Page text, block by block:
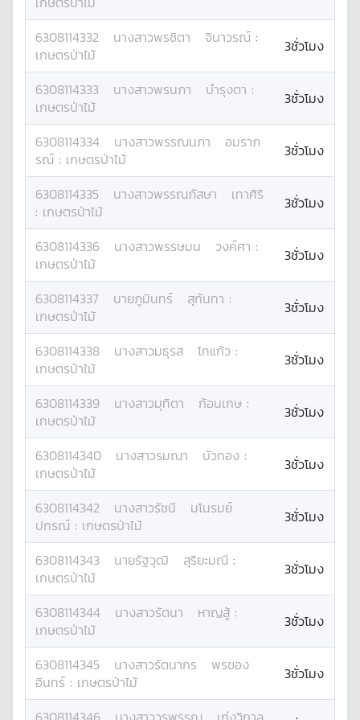
6308114332 นางสาวพรชิตา จินาวรณ์ :
เกษตรป่าไม้
3ชั่วโมง
6308114333 นางสาวพรนภา บำรุงตา :
เกษตรป่าไม้
3ชั่วโมง
6308114334 นางสาวพรรณนภา
อมราภ
รณ์ : เกษตรป่าไม้ 3ชั่วโมง
6308114335 นางสาวพรรณภัสษา
เทาศิริ
: เกษตรป่าไม้ 3ชั่วโมง
6308114336 นางสาวพรรษมน วงค์ศา :
เกษตรป่าไม้
3ชั่วโมง
6308114337 นายภูมินทร์ สุกันทา :
เกษตรป่าไม้
3ชั่วโมง
6308114338 นางสาวมธุรส โทแก้ว :
เกษตรป่าไม้
3ชั่วโมง
6308114339 นางสาวมุทิตา ก้อนเกษ :
เกษตรป่าไม้
3ชั่วโมง
6308114340 นางสาวรมณา บัวทอง :
เกษตรป่าไม้
3ชั่วโมง
6308114342 นางสาวรัชนี
มโนรมย์
ปกรณ์ : เกษตรป่าไม้ 3ชั่วโมง
6308114343 นายรัฐวุฒิ สุริยะมณี :
เกษตรป่าไม้
3ชั่วโมง
6308114344 นางสาวรัตนา หาญสู้ :
เกษตรป่าไม้
3ชั่วโมง
6308114345 นางสาวรัตนากร
พรของ
อินทร์ : เกษตรป่าไม้ 3ชั่วโมง